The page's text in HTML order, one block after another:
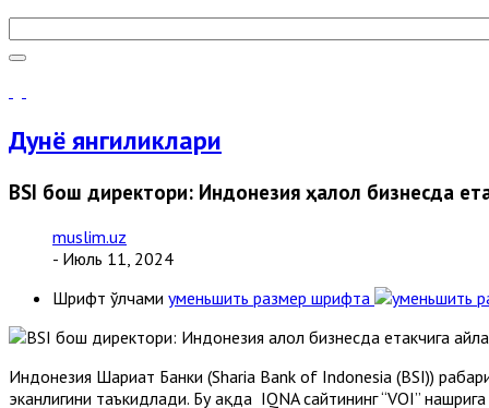
Дунё янгиликлари
BSI бош директори: Индонезия ҳалол бизнесда
muslim.uz
- Июль 11, 2024
Шрифт ўлчами уменьшить размер шрифта
Индонезия Шариат Банки (Sharia Bank of Indonesia (BSI))
эканлигини таъкидлади. Бу ҳақда IQNA сайтининг “VOI”